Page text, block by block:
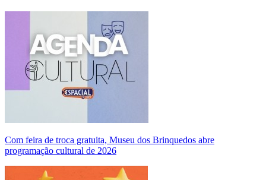
Com feira de troca gratuita, Museu dos Brinquedos abre
programação cultural de 2026